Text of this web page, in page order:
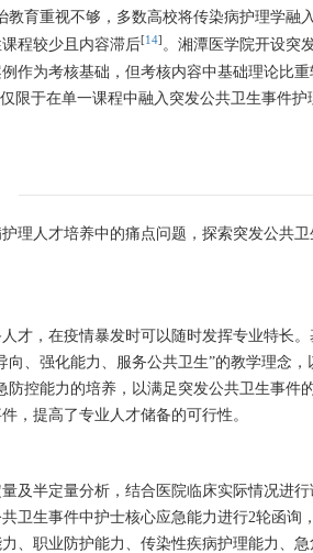
育重视不够，多数高校将传染病护理学融
程较少且内容滞后[14] 。湘潭医学院开设突
作为考核基础，但考核内容中基础理论比
限于在单一课程中融入突发公共卫生事件
理人才培养中的痛点问题，探索突发公共
才，在疫情暴发时可以随时发挥专业特长
、强化能力、服务公共卫生”的教学理念，
控能力的培养，以满足突发公共卫生事件
，提高了专业人才储备的可行性。
及半定量分析，结合医院临床实际情况进
卫生事件中护士核心应急能力进行2轮函询
、职业防护能力、传染性疾病护理能力、